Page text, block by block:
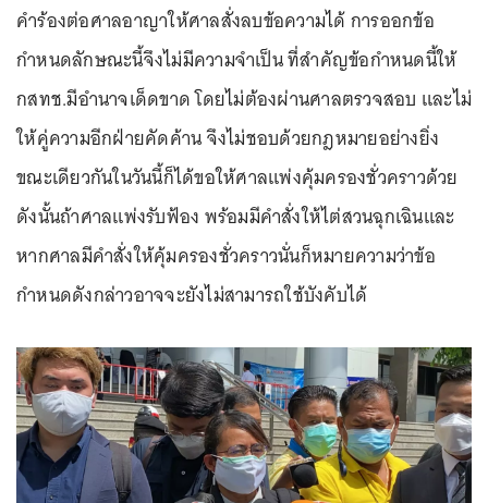
คำร้องต่อศาลอาญาให้ศาลสั่งลบข้อความได้ การออกข้อ
กำหนดลักษณะนี้จึงไม่มีความจำเป็น ที่สำคัญข้อกำหนดนี้ให้
กสทช.มีอำนาจเด็ดขาด โดยไม่ต้องผ่านศาลตรวจสอบ และไม่
ให้คู่ความอีกฝ่ายคัดค้าน จึงไม่ชอบด้วยกฎหมายอย่างยิ่ง
ขณะเดียวกันในวันนี้ก็ได้ขอให้ศาลแพ่งคุ้มครองชั่วคราวด้วย
ดังนั้นถ้าศาลแพ่งรับฟ้อง พร้อมมีคำสั่งให้ไต่สวนฉุกเฉินและ
หากศาลมีคำสั่งให้คุ้มครองชั่วคราวนั่นก็หมายความว่าข้อ
กำหนดดังกล่าวอาจจะยังไม่สามารถใช้บังคับได้